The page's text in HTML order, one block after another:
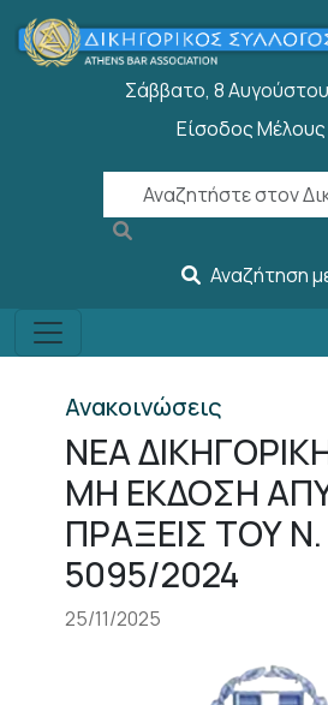
Παράκαμψη προς το κυρίως
Σάββατο, 8
User
Είσοδος Μέλους
Αναζήτηση
Ανακοινώσεις
ΝΕΑ
ΜΗ ΕΚΔΟΣΗ
ΠΡΑΞΕΙΣ ΤΟΥ Ν.
5095/2024
25/11/2025